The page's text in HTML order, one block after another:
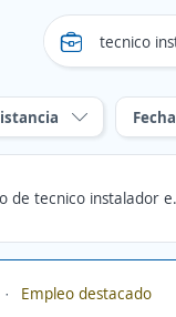
Fecha
instalador en Boca del Río, Veracruz
Empleo destacado